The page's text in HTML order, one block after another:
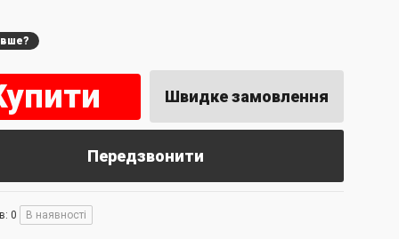
Швидке замовлення
Передзвонити
0 В наявності